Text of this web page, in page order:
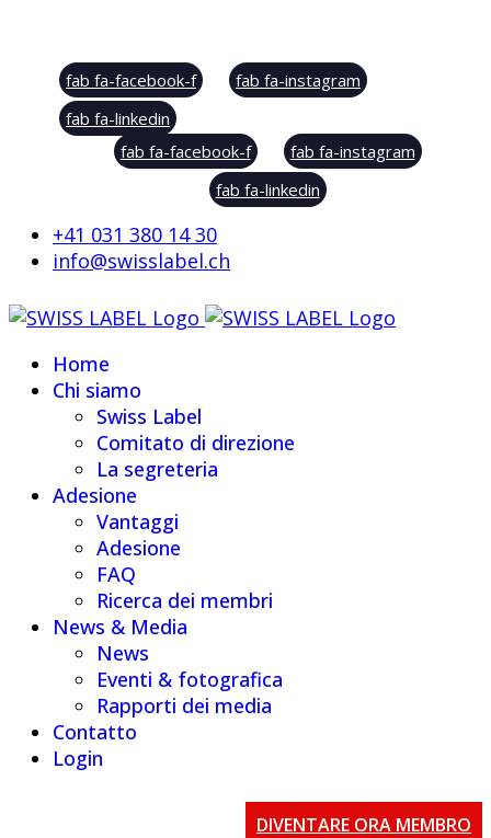
fab fa-facebook-f
fab fa-instagram
fab fa-linkedin
fab fa-facebook-f
fab fa-instagram
fab fa-linkedin
+41 031 380 14 30
info@swisslabel.ch
Home
Chi siamo
Swiss Label
Comitato di direzione
La segreteria
Adesione
Vantaggi
Adesione
FAQ
Ricerca dei membri
News & Media
News
Eventi & fotografica
Rapporti dei media
Contatto
Login
DIVENTARE ORA MEMBRO